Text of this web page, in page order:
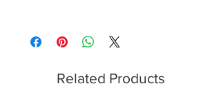
Pagamento con PayPal
Related Products